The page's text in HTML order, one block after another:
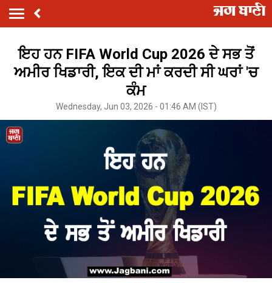
ਇਹ ਹਨ FIFA World Cup 2026 ਦੇ ਸਭ ਤੋਂ
ਅਮੀਰ ਖਿਡਾਰੀ, ਇਕ ਦੀ ਮਾਂ ਕਰਦੀ ਸੀ ਘਰਾਂ 'ਚ
ਕੰਮ
Wednesday, Jun 03, 2026 - 01:46 AM (IST)